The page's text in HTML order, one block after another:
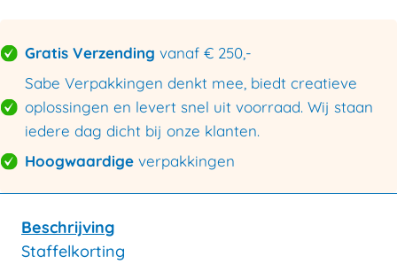
Gratis Verzending vanaf € 250,-
Sabe Verpakkingen denkt mee, biedt creatieve
oplossingen en levert snel uit voorraad. Wij staan
iedere dag dicht bij onze klanten.
Hoogwaardige verpakkingen
Beschrijving
Staffelkorting